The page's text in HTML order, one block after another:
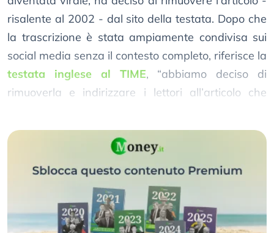
risalente al 2002 - dal sito della testata. Dopo che
la trascrizione è stata ampiamente condivisa sui
social media senza il contesto completo, riferisce la
testata inglese al TIME, “abbiamo deciso di
rimuoverla e indirizzare i lettori all’articolo che